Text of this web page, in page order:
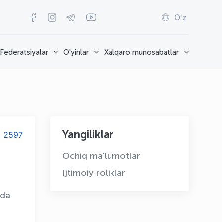
O'z
Federatsiyalar O'yinlar Xalqaro munosabatlar
2597 Yangiliklar
Ochiq ma'lumotlar
Ijtimoiy roliklar